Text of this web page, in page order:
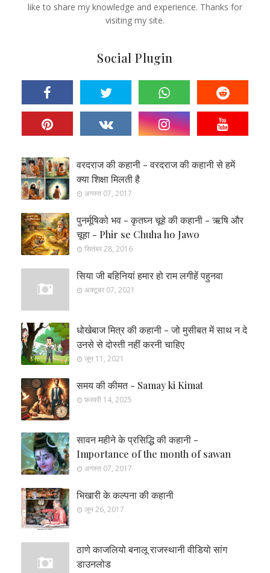
like to share my knowledge and experience. Thanks for
visiting my site.
Social Plugin
वरदराज की कहानी - वरदराज की कहानी से हमें
क्या शिक्षा मिलती है
अगस्त 07, 2017
पुनर्मूषिको भव - कृतघ्न चूहे की कहानी - ऋषि और
चूहा - Phir se Chuha ho Jawo
सितंबर 28, 2016
सिया जी बहिनियां हमार हो राम लगीहें पहुनवा
अक्टूबर 07, 2021
धोखेबाज मित्र की कहानी - जो मुसीबत में साथ न दे
उनसे से दोस्ती नहीं करनी चाहिए
जून 11, 2021
समय की कीमत - Samay ki Kimat
फ़रवरी 14, 2025
सावन महीने के प्रसिद्धि की कहानी -
Importance of the month of sawan
अगस्त 07, 2017
भिखारी के कल्पना की कहानी
जून 26, 2017
ठाणे काजलियो बनालू राजस्थानी वीडियो सांग
डाउनलोड